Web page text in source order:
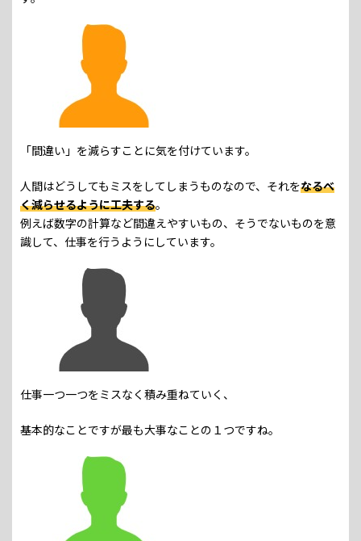
「間違い」を減らすことに気を付けています。
人間はどうしてもミスをしてしまうものなので、それをなるべ
く減らせるように工夫する。
例えば数字の計算など間違えやすいもの、そうでないものを意
識して、仕事を行うようにしています。
仕事一つ一つをミスなく積み重ねていく、
基本的なことですが最も大事なことの１つですね。